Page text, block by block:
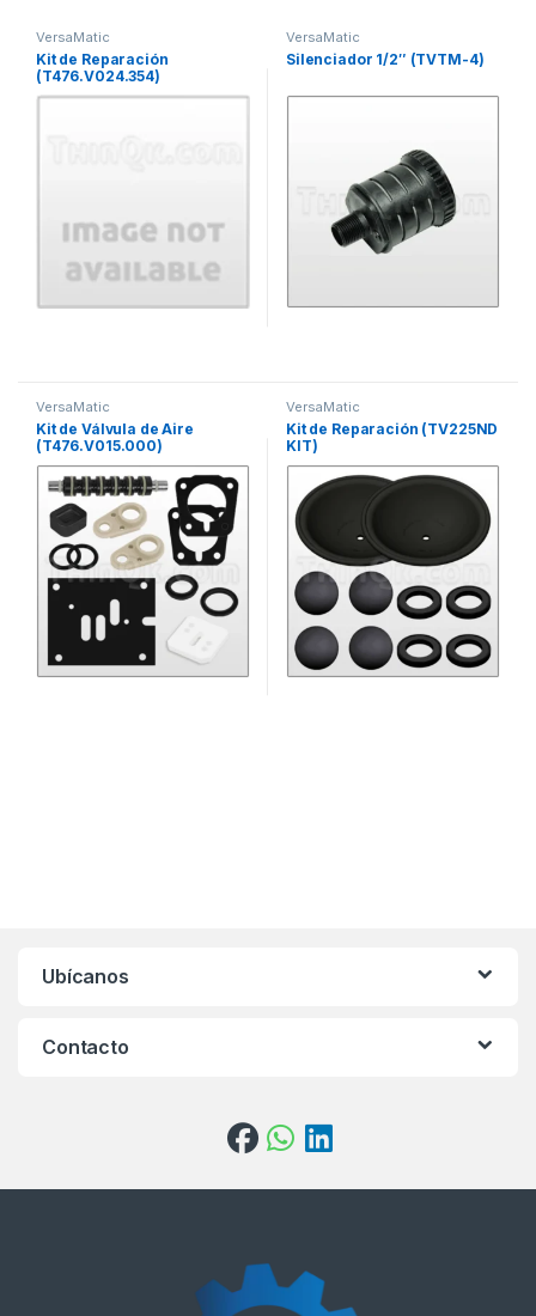
VersaMatic
Kit de Reparación
(T476.V024.354)
VersaMatic
Silenciador 1/2″ (TVTM-4)
VersaMatic
Kit de Válvula de Aire
(T476.V015.000)
VersaMatic
Kit de Reparación (TV225ND
KIT)
Ubícanos
Contacto